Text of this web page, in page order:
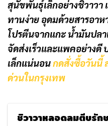
สุนัขพันธุ์เล็กอย่างชิวาวา
ทานง่าย อุดมด้วยสารอา
โปรตีนจากแกะ น้ำมันป
จัดส่งเร็วและแพคอย่างดี
เล็กแน่นอนกดสั่งซื้อวันนี้
ด่วนในกรุงเทพ
ชิวาวาหลอดลมตีบรัก